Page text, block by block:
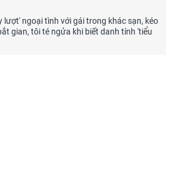
lượt' ngoại tình với gái trong khác sạn, kéo
gian, tôi té ngửa khi biết danh tính 'tiểu